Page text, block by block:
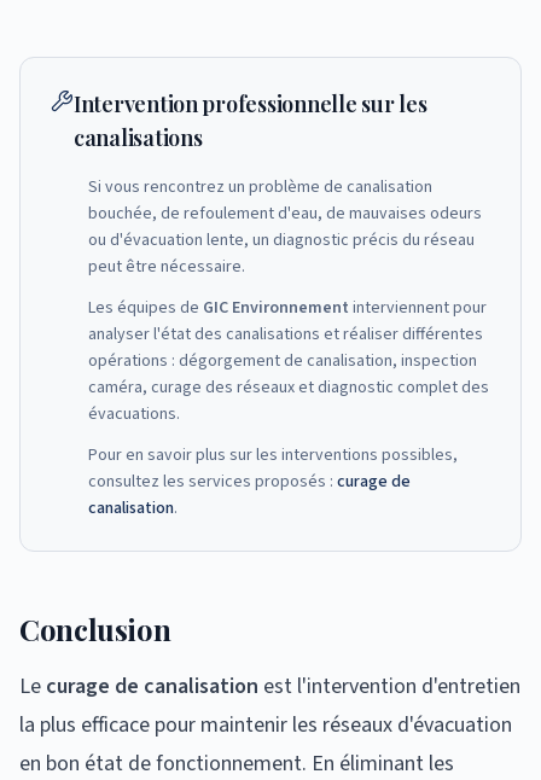
Intervention professionnelle sur les
canalisations
Si vous rencontrez un problème de canalisation
bouchée, de refoulement d'eau, de mauvaises odeurs
ou d'évacuation lente, un diagnostic précis du réseau
peut être nécessaire.
Les équipes de GIC Environnement interviennent pour
analyser l'état des canalisations et réaliser différentes
opérations : dégorgement de canalisation, inspection
caméra, curage des réseaux et diagnostic complet des
évacuations.
Pour en savoir plus sur les interventions possibles,
consultez les services proposés : curage de
canalisation.
Conclusion
Le curage de canalisation est l'intervention d'entretien
la plus efficace pour maintenir les réseaux d'évacuation
en bon état de fonctionnement. En éliminant les